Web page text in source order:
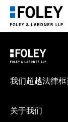
我们超越法律框
关于我们